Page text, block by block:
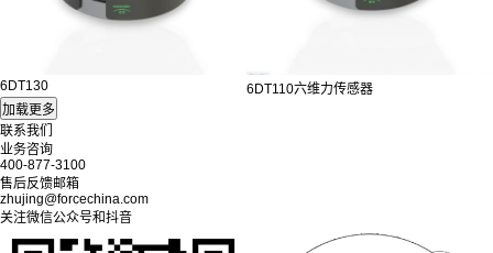
6DT130 6DT110六维力传感器
联系我们
业务咨询
400-877-3100
售后反馈邮箱
zhujing@forcechina.com
关注微信公众号和抖音